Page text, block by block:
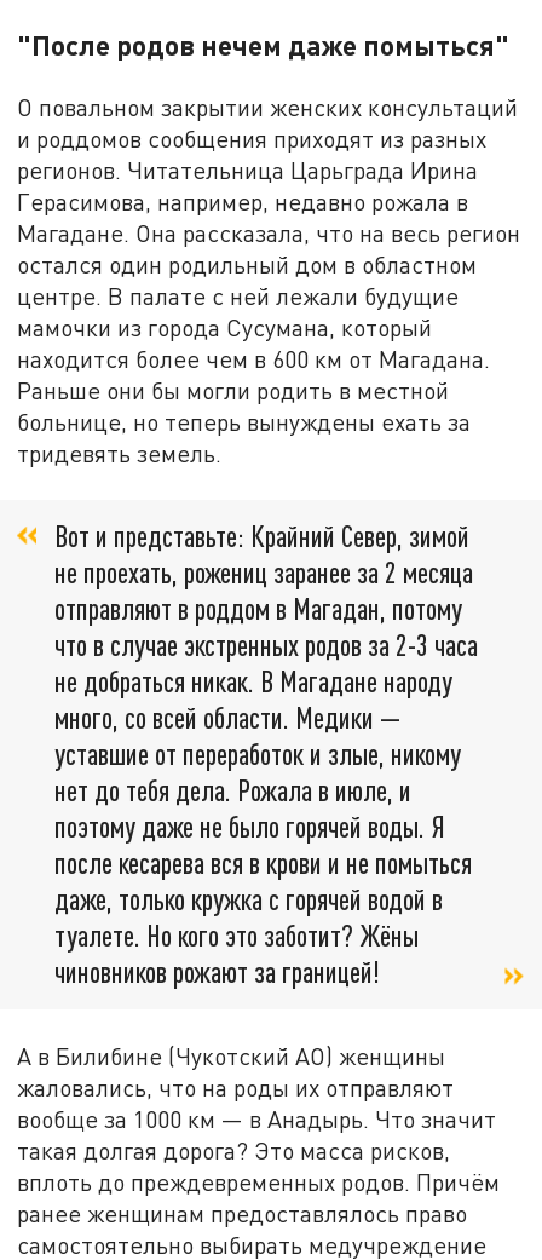
"После родов нечем даже помыться"
О повальном закрытии женских консультаций
и роддомов сообщения приходят из разных
регионов. Читательница Царьграда Ирина
Герасимова, например, недавно рожала в
Магадане. Она рассказала, что на весь регион
остался один родильный дом в областном
центре. В палате с ней лежали будущие
мамочки из города Сусумана, который
находится более чем в 600 км от Магадана.
Раньше они бы могли родить в местной
больнице, но теперь вынуждены ехать за
тридевять земель.
Вот и представьте: Крайний Север, зимой
не проехать, рожениц заранее за 2 месяца
отправляют в роддом в Магадан, потому
что в случае экстренных родов за 2-3 часа
не добраться никак. В Магадане народу
много, со всей области. Медики —
уставшие от переработок и злые, никому
нет до тебя дела. Рожала в июле, и
поэтому даже не было горячей воды. Я
после кесарева вся в крови и не помыться
даже, только кружка с горячей водой в
туалете. Но кого это заботит? Жёны
чиновников рожают за границей!
А в Билибине (Чукотский АО) женщины
жаловались, что на роды их отправляют
вообще за 1000 км — в Анадырь. Что значит
такая долгая дорога? Это масса рисков,
вплоть до преждевременных родов. Причём
ранее женщинам предоставлялось право
самостоятельно выбирать медучреждение